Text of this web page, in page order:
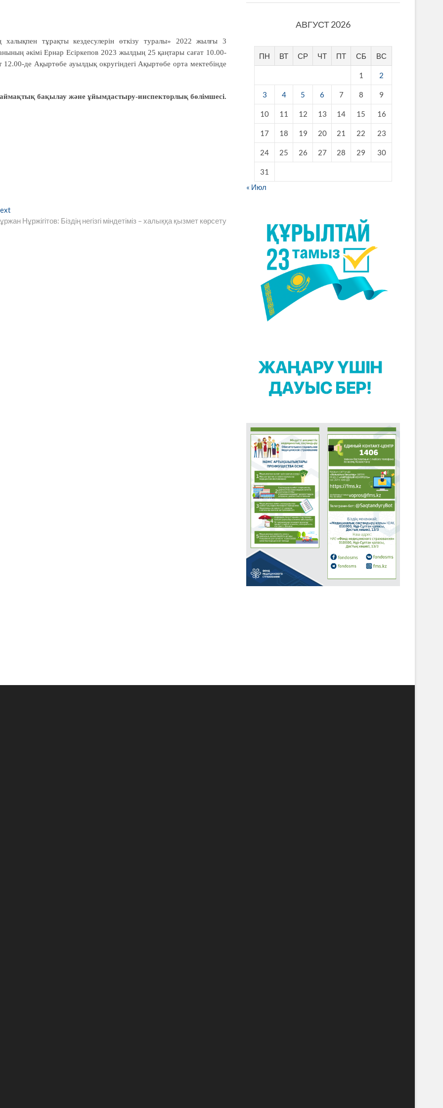
халықпен тұрақты кездесулерін өткізу туралы» 2022 жылғы 3
әкімі Ернар Есіркепов 2023 жылдың 25 қаңтары сағат 10.00-
12.00-де Ақыртөбе ауылдық округіндегі Ақыртөбе орта мектебінде
бақылау және ұйымдастыру-инспекторлық бөлімшесі.
post:Нұржігітов: Біздің негізгі міндетіміз – халыққа қызмет көрсету
АВГУСТ 2026
ПН ВТ СР ЧТ ПТ СБ ВС
1 2
3 4 5 6 7 8 9
10 11 12 13 14 15 16
17 18 19 20 21 22 23
24 25 26 27 28 29 30
31
« Июл